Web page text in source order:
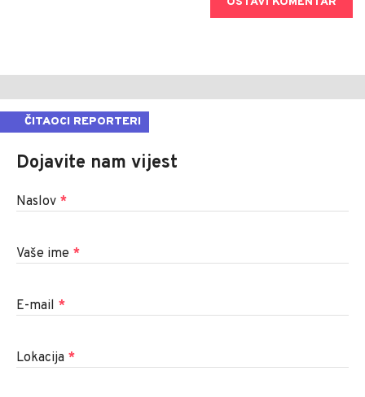
ČITAOCI REPORTERI
Dojavite nam vijest
Naslov *
Vaše ime *
E-mail *
Lokacija *